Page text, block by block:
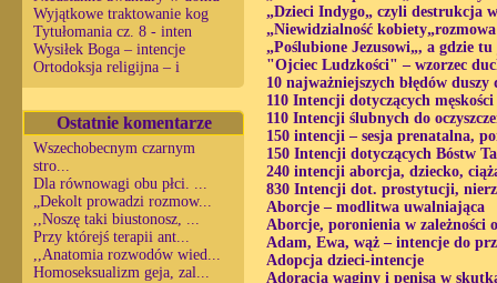
Wyjątkowe traktowanie kog
Tytułomania cz. 8 - inten
Wysiłek Boga – intencje
Ortodoksja religijna – i
Ostatnie komentarze
Wszechobecnym czarnym
stro...
Dla równowagi obu płci. ...
„Dekolt prowadzi rozmow...
,,Noszę taki biustonosz, ...
Przy którejś terapii ant...
,,Anatomia rozwodów wied...
Homoseksualizm geja, zal...
„Dzieci Indygo„ czyli destrukcja
„Niewidzialność
„Poślubione Jezusowi„, a gdzie
"Ojciec Ludzkości" – wzorzec
10 najważniejszych błędów
110 Intencji dotyczących męskości
110 Intencji ślubnych do
150 intencji – sesja prenatalna,
150 Intencji dotyczących Bóstw
240 intencji aborcja, dziecko,
830 Intencji dot. prostytucji,
Aborcje – modlitwa uwalniająca
Aborcje, poronienia w
Adam, Ewa, wąż – intencje do
Adopcja dzieci-intencje
Adoracja waginy i penisa w